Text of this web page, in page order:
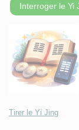
Interroger le Yi
Tirer le Yi Jing